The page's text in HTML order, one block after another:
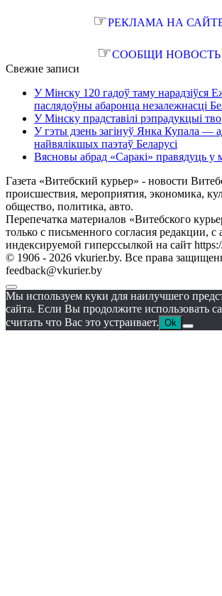
☞РЕКЛАМА НА
☞СООБЩИ НОВОСТЬ
Свежие записи
У Мінску 120 гадоў таму нарадзіўся
паслядоўны абаронца незалежнасці
У Мінску прадставілі рэпрадукцыі
У гэты дзень загінуў Янка Купала —
найвялікшых паэтаў Беларусі
Вясновы абрад «Саракі» правядуць у
Газета «Витебский курьер» - новости
происшествия, мероприятия, экономика,
общество, политика, авто.
Перепечатка материалов «Витебского
только с письменного согласия редакции, с
индексируемой гиперссылкой на сайт
© 1906 - 2026 vkurier.by. Все права
feedback@vkurier.by
Мы используем куки для наилучшего
сайта. Если Вы продолжите использовать
считать что Вас это устраивает. Ok